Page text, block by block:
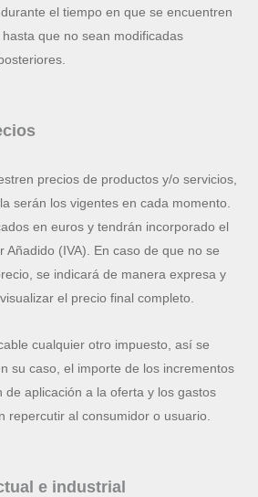
el tiempo en que se encuentren
que no sean modificadas
precios de productos y/o servicios,
serán los vigentes en cada momento.
en euros y tendrán incorporado el
Añadido (IVA). En caso de que no se
se indicará de manera expresa y
el precio final completo.
cualquier otro impuesto, así se
su caso, el importe de los incrementos
de aplicación a la oferta y los gastos
repercutir al consumidor o usuario.
e industrial